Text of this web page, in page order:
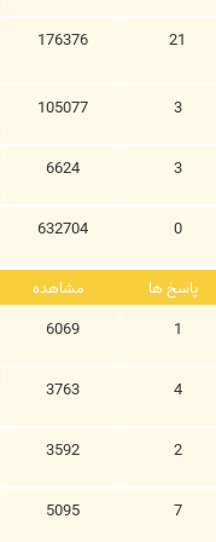
21
176376
3
105077
3
6624
0
632704
پاسخ ها مشاهده
1
6069
4
3763
2
3592
7
5095